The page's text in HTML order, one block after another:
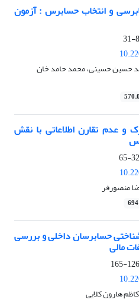
و انتخاب حسابرس : آزمون
8-31
حسین حسینی، محمد حامد خان
عدم تقارن اطلاعاتی با نقش
32-65
منصورفر
حسابرسان داخلی و بررسی
مالی
126-165
هارون کلایی